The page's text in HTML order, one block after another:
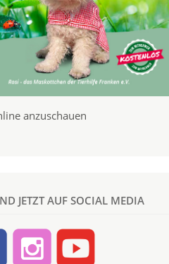
anzuschauen
JETZT AUF SOCIAL MEDIA